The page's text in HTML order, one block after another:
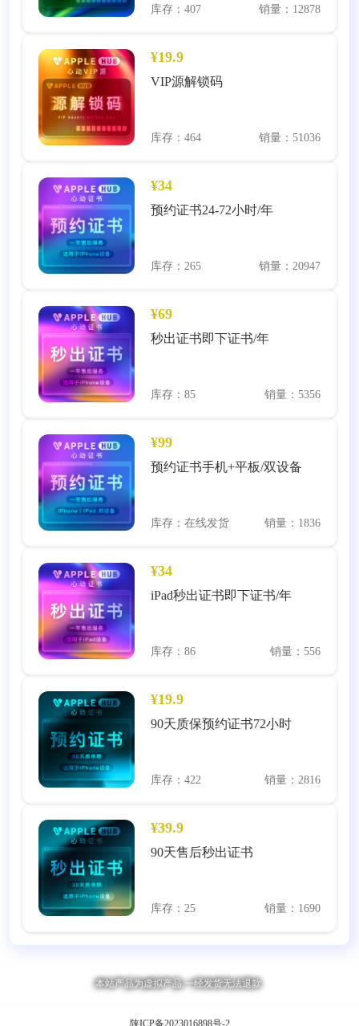
库存：407 销量：12878
¥19.9
VIP源解锁码
库存：464 销量：51036
¥34
预约证书24-72小时/年
库存：265 销量：20947
¥69
秒出证书即下证书/年
库存：85 销量：5356
¥99
预约证书手机+平板/双设备
库存：在线发货 销量：1836
¥34
iPad秒出证书即下证书/年
库存：86 销量：556
¥19.9
90天质保预约证书72小时
库存：422 销量：2816
¥39.9
90天售后秒出证书
库存：25 销量：1690
本站产品为虚拟产品,一经发货无法退款.